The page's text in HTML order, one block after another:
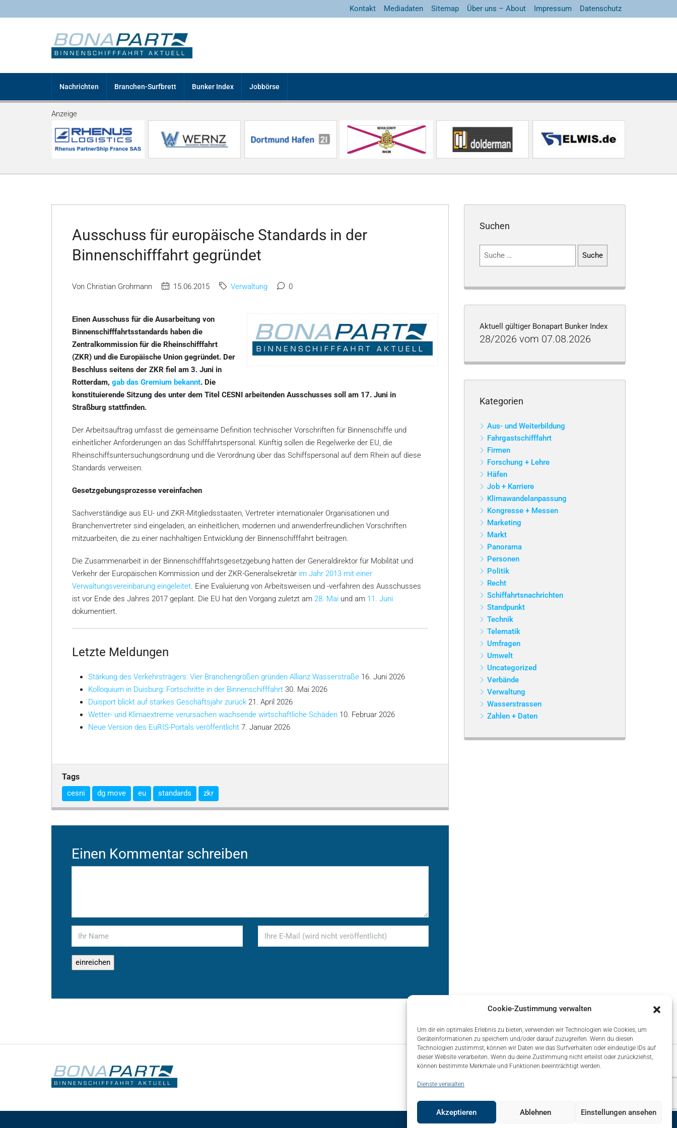
Cookie-Zustimmung verwalten
Um dir ein optimales Erlebnis zu bieten, verwenden wir Technologien wie Cookies, um
Geräteinformationen zu speichern und/oder darauf zuzugreifen. Wenn du diesen
Technologien zustimmst, können wir Daten wie das Surfverhalten oder eindeutige IDs auf
dieser Website verarbeiten. Wenn du deine Zustimmung nicht erteilst oder zurückziehst,
können bestimmte Merkmale und Funktionen beeinträchtigt werden.
Dienste verwalten
Akzeptieren Ablehnen Einstellungen ansehen
Kontakt Mediadaten Sitemap Über uns – About Impressum Datenschutz
Nachrichten Branchen-Surfbrett Bunker Index Jobbörse
Anzeige
Ausschuss für europäische Standards in der
Binnenschifffahrt gegründet
Von Christian Grohmann 15.06.2015 Verwaltung 0
Einen Ausschuss für die Ausarbeitung von
Binnenschifffahrtsstandards haben die
Zentralkommission für die Rheinschifffahrt
(ZKR) und die Europäische Union gegründet. Der
Beschluss seitens der ZKR fiel am 3. Juni in
Rotterdam, gab das Gremium bekannt. Die
konstituierende Sitzung des unter dem Titel CESNI arbeitenden Ausschusses soll am 17. Juni in
Straßburg stattfinden.
Der Arbeitsauftrag umfasst die gemeinsame Definition technischer Vorschriften für Binnenschiffe und
einheitlicher Anforderungen an das Schifffahrtspersonal. Künftig sollen die Regelwerke der EU, die
Rheinschiffsuntersuchungsordnung und die Verordnung über das Schiffspersonal auf dem Rhein auf diese
Standards verweisen.
Gesetzgebungsprozesse vereinfachen
Sachverständige aus EU- und ZKR-Mitgliedsstaaten, Vertreter internationaler Organisationen und
Branchenvertreter sind eingeladen, an einheitlichen, modernen und anwenderfreundlichen Vorschriften
mitzuarbeiten, die zu einer nachhaltigen Entwicklung der Binnenschifffahrt beitragen.
Die Zusammenarbeit in der Binnenschifffahrtsgesetzgebung hatten der Generaldirektor für Mobilität und
Verkehr der Europäischen Kommission und der ZKR-Generalsekretär im Jahr 2013 mit einer
Verwaltungsvereinbarung eingeleitet. Eine Evaluierung von Arbeitsweisen und -verfahren des Ausschusses
ist vor Ende des Jahres 2017 geplant. Die EU hat den Vorgang zuletzt am 28. Mai und am 11. Juni
dokumentiert.
Letzte Meldungen
Stärkung des Verkehrsträgers: Vier Branchengrößen gründen Allianz Wasserstraße 16. Juni 2026
Kolloquium in Duisburg: Fortschritte in der Binnenschifffahrt 30. Mai 2026
Duisport blickt auf starkes Geschäftsjahr zurück 21. April 2026
Wetter- und Klimaextreme verursachen wachsende wirtschaftliche Schäden 10. Februar 2026
Neue Version des EuRIS-Portals veröffentlicht 7. Januar 2026
Tags
cesni dg move eu standards zkr
Einen Kommentar schreiben
Suchen
Suchen
Aktuell gültiger Bonapart Bunker Index
28/2026 vom 07.08.2026
Kategorien
Aus- und Weiterbildung
Fahrgastschifffahrt
Firmen
Forschung + Lehre
Häfen
Job + Karriere
Klimawandelanpassung
Kongresse + Messen
Marketing
Markt
Panorama
Personen
Politik
Recht
Schiffahrtsnachrichten
Standpunkt
Technik
Telematik
Umfragen
Umwelt
Uncategorized
Verbände
Verwaltung
Wasserstrassen
Zahlen + Daten